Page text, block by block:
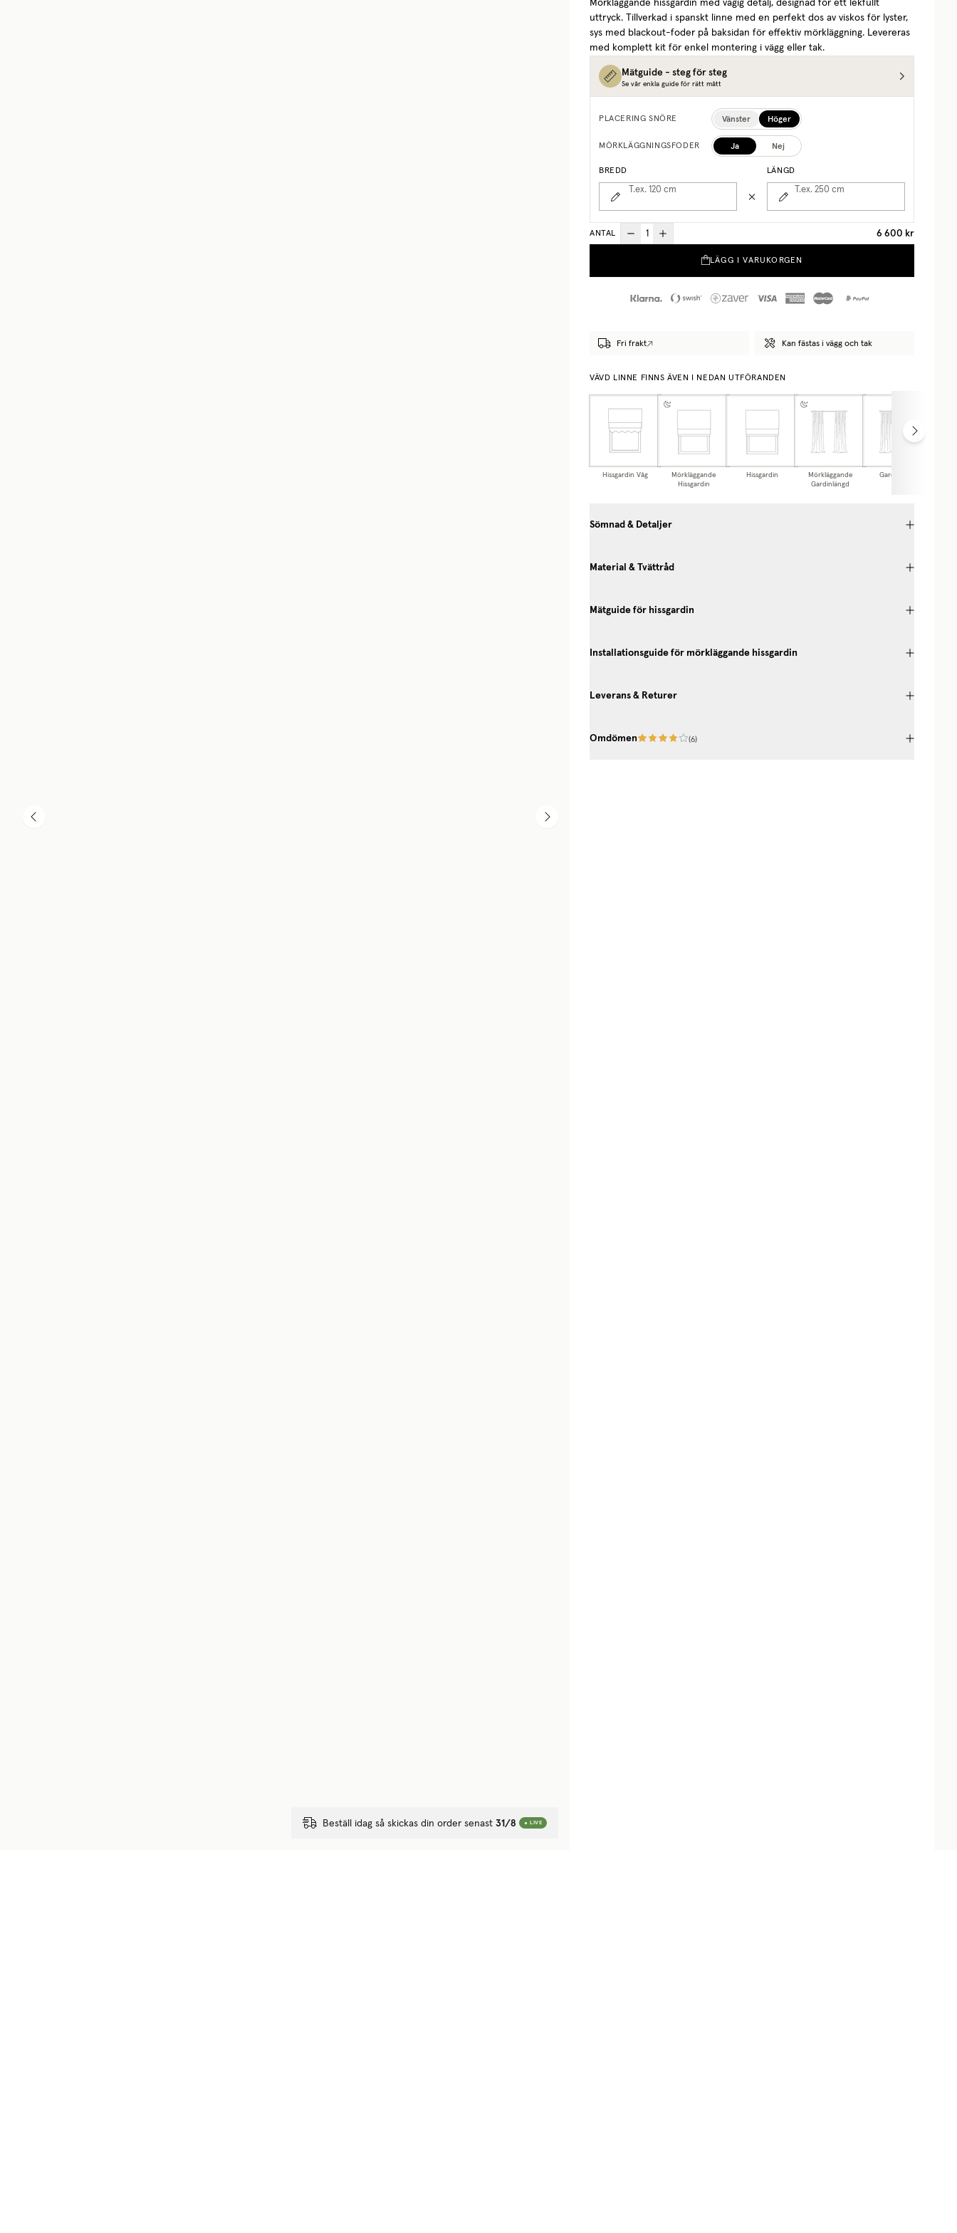
Beställ idag så skickas din order senast 31/8 LIVE
Mörkläggande hissgardin med vågig detalj, designad för ett lekfullt
uttryck. Tillverkad i spanskt linne med en perfekt dos av viskos för lyster,
sys med blackout-foder på baksidan för effektiv mörkläggning. Levereras
med komplett kit för enkel montering i vägg eller tak.
Mätguide - steg för steg
Se vår enkla guide för rätt mått
PLACERING SNÖRE Vänster Höger
MÖRKLÄGGNINGSFODER Ja Nej
BREDD
T.ex. 120 cm
LÄNGD
T.ex. 250 cm
ANTAL 6 600 kr
LÄGG I VARUKORGEN
Fri frakt Kan fästas i vägg och tak
VÄVD LINNE FINNS ÄVEN I NEDAN UTFÖRANDEN
Hissgardin Våg
Mörkläggande
Hissgardin
Hissgardin
Mörkläggande
Gardinlängd
Gardinlängd
Sömnad & Detaljer
Material & Tvättråd
Mätguide för hissgardin
Installationsguide för mörkläggande hissgardin
Leverans & Returer
Omdömen (6)